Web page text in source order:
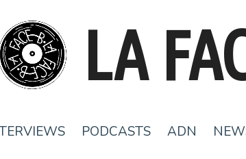
LA
PODCASTS ADN